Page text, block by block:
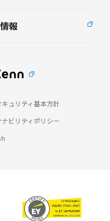
報
ュリティ基本方針
ビリティポリシー